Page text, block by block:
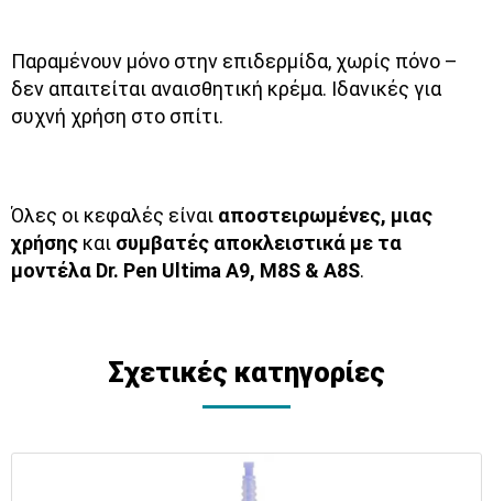
Παραμένουν μόνο στην επιδερμίδα, χωρίς πόνο –
δεν απαιτείται αναισθητική κρέμα. Ιδανικές για
συχνή χρήση στο σπίτι.
Όλες οι κεφαλές είναι αποστειρωμένες, μιας
χρήσης και συμβατές αποκλειστικά με τα
μοντέλα Dr. Pen Ultima A9, M8S & A8S.
Σχετικές κατηγορίες